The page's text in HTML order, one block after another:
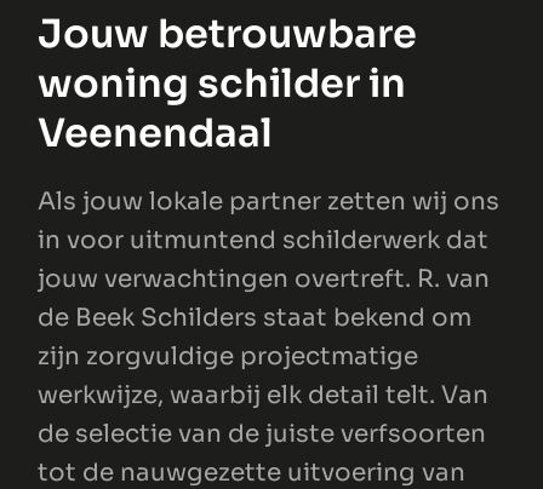
Jouw betrouwbare
woning schilder in
Veenendaal
Als jouw lokale partner zetten wij ons
in voor uitmuntend schilderwerk dat
jouw verwachtingen overtreft. R. van
de Beek Schilders staat bekend om
zijn zorgvuldige projectmatige
werkwijze, waarbij elk detail telt. Van
de selectie van de juiste verfsoorten
tot de nauwgezette uitvoering van